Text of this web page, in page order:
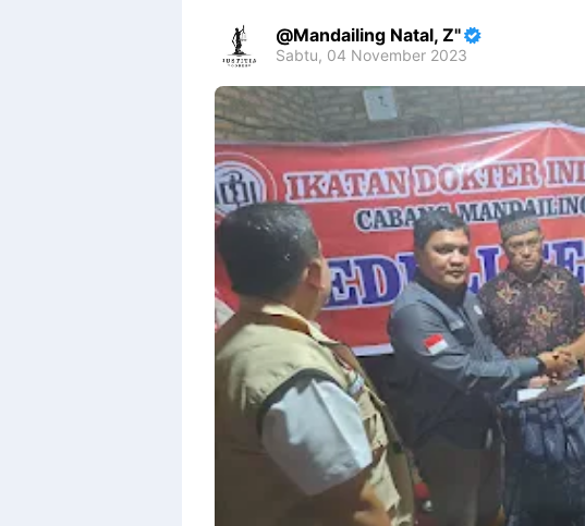
Mandailing Natal, Z"
Sabtu, 04 November 2023
Premium
By
Raushan
Design
With
Shroff
Templates